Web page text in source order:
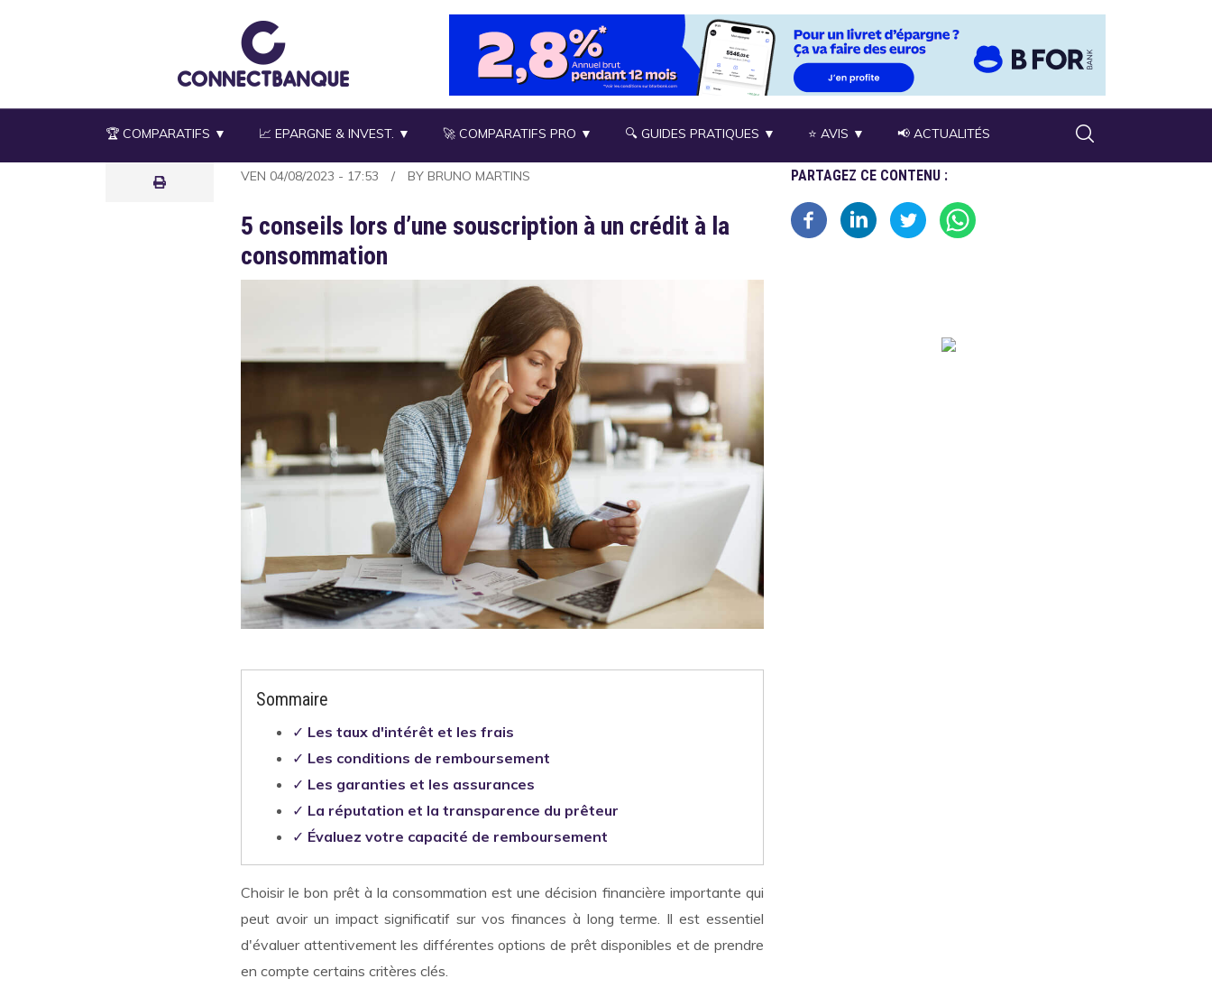
🏆 COMPARATIFS ▼ 📈 EPARGNE & INVEST. ▼ 🚀 COMPARATIFS PRO ▼ 🔍 GUIDES PRATIQUES ▼ ⭐ AVIS ▼ 📢 ACTUALITÉS
VEN 04/08/2023 - 17:53 BY BRUNO MARTINS
5 conseils lors d’une souscription à un crédit à la
consommation
Sommaire
✓ Les taux d'intérêt et les frais
✓ Les conditions de remboursement
✓ Les garanties et les assurances
✓ La réputation et la transparence du prêteur
✓ Évaluez votre capacité de remboursement
Choisir le bon prêt à la consommation est une décision financière importante qui
peut avoir un impact significatif sur vos finances à long terme. Il est essentiel
d'évaluer attentivement les différentes options de prêt disponibles et de prendre
en compte certains critères clés.
PARTAGEZ CE CONTENU :